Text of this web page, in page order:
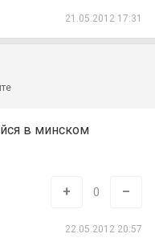
21.05.2012 17:31
в минском
22.05.2012 20:57
+ 0 –